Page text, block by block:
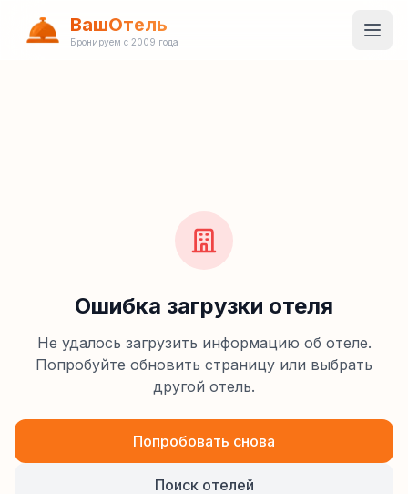
ВашОтель
Бронируем с 2009 года
Ошибка загрузки отеля
Не удалось загрузить информацию об отеле.
Попробуйте обновить страницу или выбрать
другой отель.
Попробовать снова
Поиск отелей